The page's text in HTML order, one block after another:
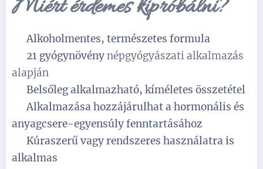
Miért érdemes kipróbálni?
✅Alkoholmentes, természetes formula
21 gyógynövénynépgyógyászati alkalmazás
alapján
Belsőleg alkalmazható, kíméletes összetétel
✅Alkalmazása hozzájárulhat a hormonális és
anyagcsere-egyensúly fenntartásához
Kúraszerű vagy rendszeres használatra is
alkalmas